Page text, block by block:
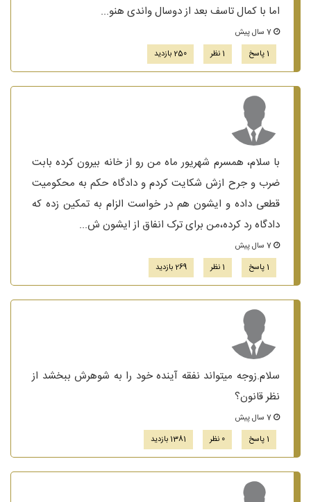
اما با کمال تاسف بعد از دوسال واندی هنو...
1 پاسخ
1 نظر 250 بازدید
با سلام، همسرم شهریور ماه من رو از خانه بیرون کرده بابت
ضرب و جرح ازش شکایت کردم و دادگاه حکم به محکومیت
قطعی داده و ایشون هم در خواست الزام به تمکین زده که
دادگاه رد کرده،من برای ترک انفاق از ایشون ش...
1 پاسخ
1 نظر 269 بازدید
سلام.زوجه میتواند نفقه آینده خود را به شوهرش ببخشد از
نظر قانون؟
1 پاسخ
0 نظر 1381 بازدید